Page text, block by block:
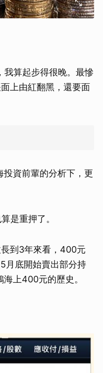
算起步得很晚。最慘
上由紅翻黑，還要面
資前輩的分析下，更
是重押了。
到3年來看，400元
月底開始賣出部分持
上400元的歷史。